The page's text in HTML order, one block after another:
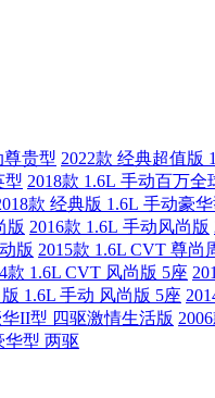
尊贵型 2022款 经典超值版
型 2018款 1.6L 手动百万全
款 经典版 1.6L 手动豪
版 2016款 1.6L 手动风尚版
版 2015款 1.6L CVT 尊尚
款 1.6L CVT 风尚版 5座
1.6L 手动 风尚版 5座
华II型 四驱激情生活版
华型 两驱